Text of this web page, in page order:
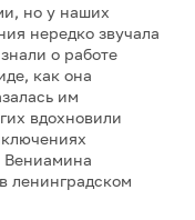
но у наших
нередко звучала
о работе
как она
им
вдохновили
Вениамина
ленинградском